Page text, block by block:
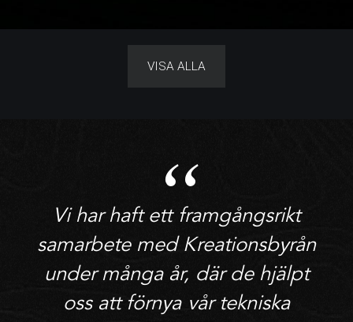
VISA ALLA
Vi har haft ett framgångsrikt
samarbete med Kreationsbyrån
under många år, där de hjälpt
oss att förnya vår tekniska